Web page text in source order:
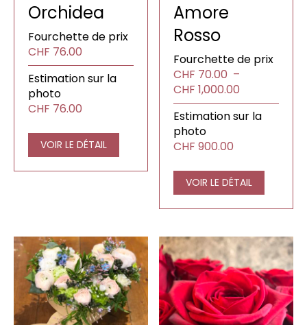
Orchidea
Fourchette de prix
CHF 76.00
Estimation sur la
photo
CHF 76.00
VOIR LE DÉTAIL
Amore
Rosso
Fourchette de prix
CHF 70.00 –
CHF 1,000.00
de
prix :
Estimation sur la
photo
CHF 900.00
VOIR LE DÉTAIL